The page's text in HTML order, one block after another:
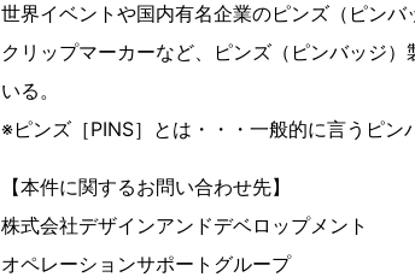
世界イベントや国内有名企業のピンズ（ピンバ
クリップマーカーなど、ピンズ（ピンバッジ
いる。
※ピンズ［PINS］とは・・・一般的に言うピン
【本件に関するお問い合わせ先】
株式会社デザインアンドデベロップメント
オペレーションサポートグループ